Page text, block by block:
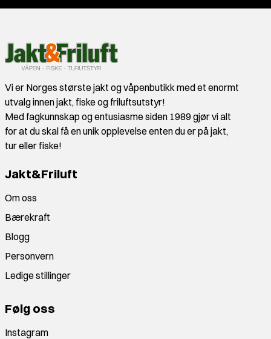
Vi er Norges største jakt og våpenbutikk med et enormt
utvalg innen jakt, fiske og friluftsutstyr!
Med fagkunnskap og entusiasme siden 1989 gjør vi alt
for at du skal få en unik opplevelse enten du er på jakt,
tur eller fiske!
Jakt&Friluft
Om oss
Bærekraft
Blogg
Personvern
Ledige stillinger
Følg oss
Instagram